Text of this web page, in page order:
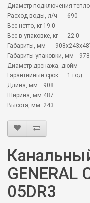
Диаметр подключения
Расход воды, л/ч
690
Вес нетто, кг 19.0
Вес в упаковке, кг
22.0
Габариты, мм
Габариты упаковки, мм
Диаметр дренажа, дюйм
Гарантийный срок
1 год
Длина, мм
908
Ширина, мм 487
Высота, мм 243
GENERAL
05DR3